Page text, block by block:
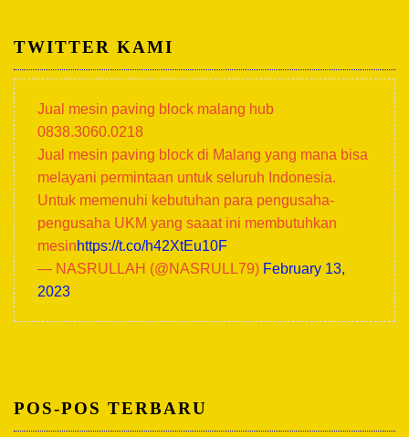
TWITTER KAMI
Jual mesin paving block malang hub
0838.3060.0218
Jual mesin paving block di Malang yang mana bisa
melayani permintaan untuk seluruh Indonesia.
Untuk memenuhi kebutuhan para pengusaha-
pengusaha UKM yang saaat ini membutuhkan
mesinhttps://t.co/h42XtEu10F
— NASRULLAH (@NASRULL79) February 13,
2023
POS-POS TERBARU